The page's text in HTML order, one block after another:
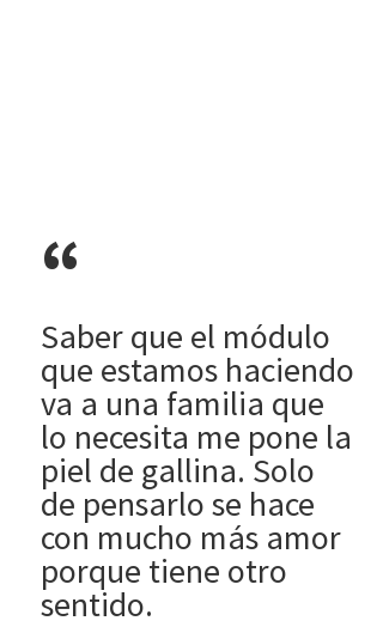
“
Saber que el módulo
que estamos haciendo
va a una familia que
lo necesita me pone la
piel de gallina. Solo
de pensarlo se hace
con mucho más amor
porque tiene otro
sentido.